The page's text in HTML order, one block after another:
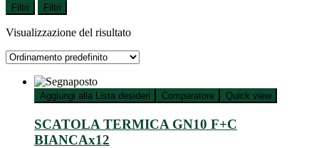
Filtri Filtri
Visualizzazione del risultato
Aggiungi alla Lista desideri Comparatore Quick view
SCATOLA TERMICA GN10 F+C
BIANCAx12